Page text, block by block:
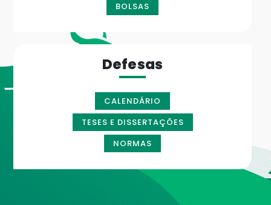
BOLSAS
Defesas
CALENDÁRIO
TESES E DISSERTAÇÕES
NORMAS